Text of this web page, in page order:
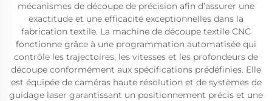
mécanismes de découpe de précision afin d’assurer une
exactitude et une efficacité exceptionnelles dans la
fabrication textile. La machine de découpe textile CNC
fonctionne grâce à une programmation automatisée qui
contrôle les trajectoires, les vitesses et les profondeurs de
découpe conformément aux spécifications prédéfinies. Elle
est équipée de caméras haute résolution et de systèmes de
guidage laser garantissant un positionnement précis et une